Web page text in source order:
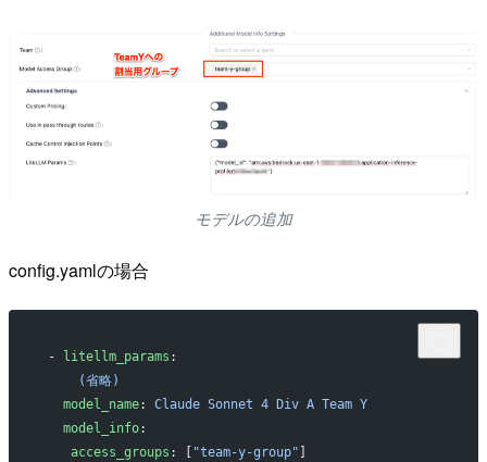
モデルの追加
config.yamlの場合
- litellm_params :
     (省略)
   model_name
: Claude Sonnet 4 Div A Team Y
   model_info
:
    access_groups
: [ "team-y-group"